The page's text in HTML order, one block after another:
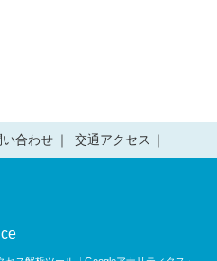
い合わせ 交通アクセス